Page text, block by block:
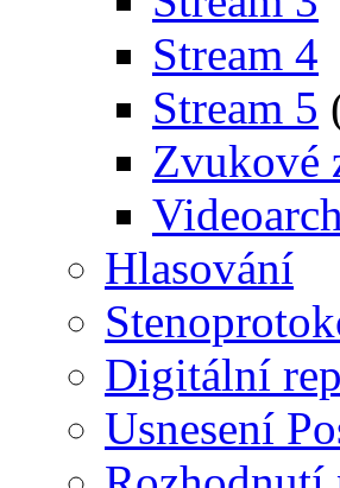
Stream 4
Stream 5
Zvukové
Hlasování
Digitální
Usnesení